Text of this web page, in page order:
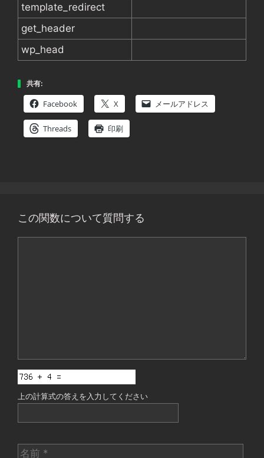
template_redirect
get_header
wp_head
共有:
Facebook X メールアドレス
Threads 印刷
この関数について質問する
上の計算式の答えを入力してください
名